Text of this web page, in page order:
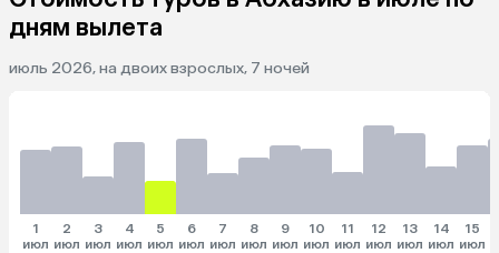
дням вылета
июль 2026, на двоих взрослых, 7 ночей
1
июл
2
июл
3
июл
4
июл
5
июл
6
июл
7
июл
8
июл
9
июл
10
июл
11
июл
12
июл
13
июл
14
июл
15
июл